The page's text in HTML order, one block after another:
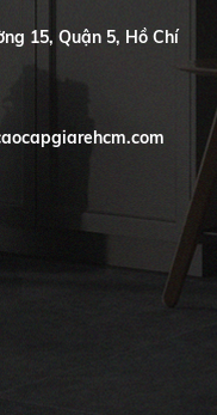
15, Quận 5, Hồ Chí